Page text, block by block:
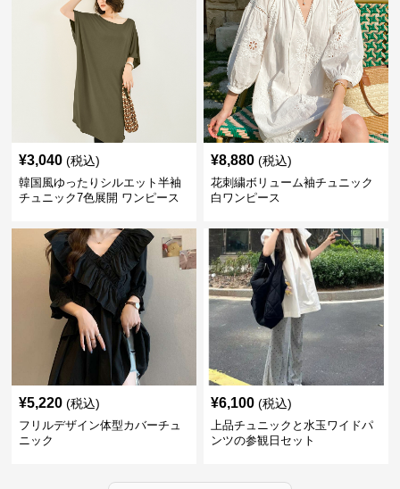
¥3,040 (税込)
韓国風ゆったりシルエット半袖
チュニック7色展開 ワンピース
¥8,880 (税込)
花刺繍ボリューム袖チュニック
白ワンピース
¥5,220 (税込)
フリルデザイン体型カバーチュ
ニック
¥6,100 (税込)
上品チュニックと水玉ワイドパ
ンツの参観日セット